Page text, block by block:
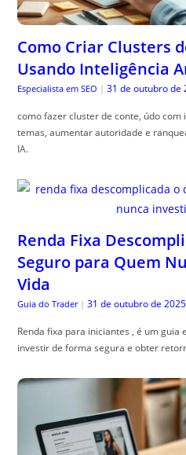
Como Criar Clusters
Usando Inteligência
Especialista em SEO | 31 de outubro de
como fazer cluster de conte, údo
temas, aumentar autoridade e
IA.
Renda Fixa
Seguro para Quem
Vida
Guia do Trader | 31 de outubro de 2025
Renda fixa para iniciantes , é um
investir de forma segura e obter